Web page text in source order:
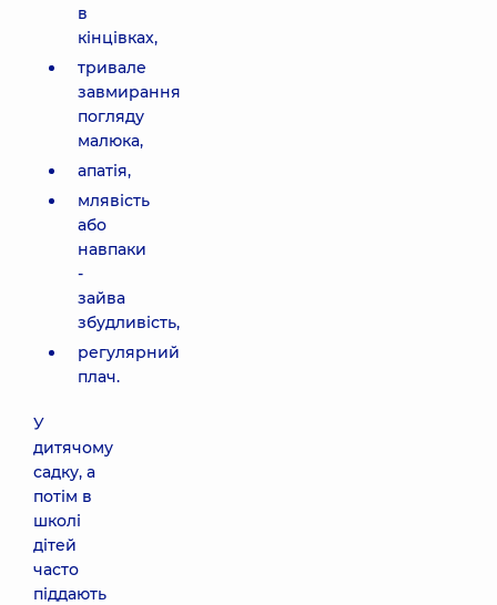
в
кінцівках,
тривале
завмирання
погляду
малюка,
апатія,
млявість
або
навпаки
-
зайва
збудливість,
регулярний
плач.
У
дитячому
садку, а
потім в
школі
дітей
часто
піддають